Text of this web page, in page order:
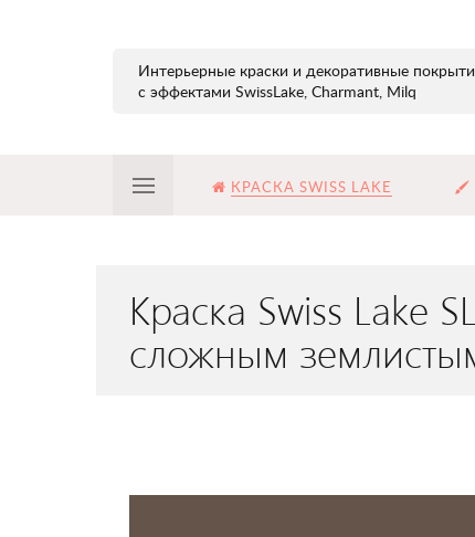
Интерьерные краски и декоративные
с эффектами SwissLake, Charmant, Milq
КРАСКА SWISS LAKE
Краска Swiss Lake
сложным